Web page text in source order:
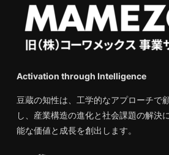
Activation through Intelligence
豆蔵の知性は、工学的なアプローチで
し、産業構造の進化と社会課題の解決
能な価値と成長を創出します。